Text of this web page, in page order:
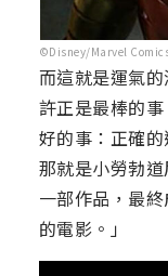
©Disney/Marvel
而這就是運氣
許正是最棒的
好的事：正確
那就是小勞勃
一部作品，最
的電影。」